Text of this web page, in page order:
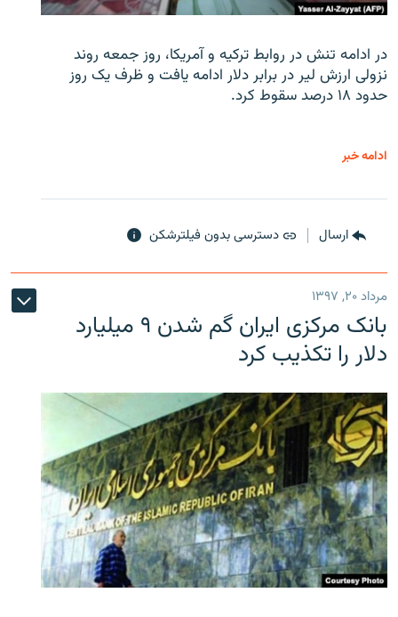
در ادامه تنش در روابط ترکیه و آمریکا، روز جمعه روند
نزولی ارزش لیر در برابر دلار ادامه یافت و ظرف یک روز
حدود ۱۸ درصد سقوط کرد.
ادامه خبر
ارسال دسترسی بدون فیلترشکن
مرداد ۲۰, ۱۳۹۷
بانک مرکزی ایران گم شدن ۹ میلیارد
دلار را تکذیب کرد